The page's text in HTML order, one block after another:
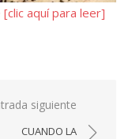
aquí para leer]
siguiente
CUANDO LA